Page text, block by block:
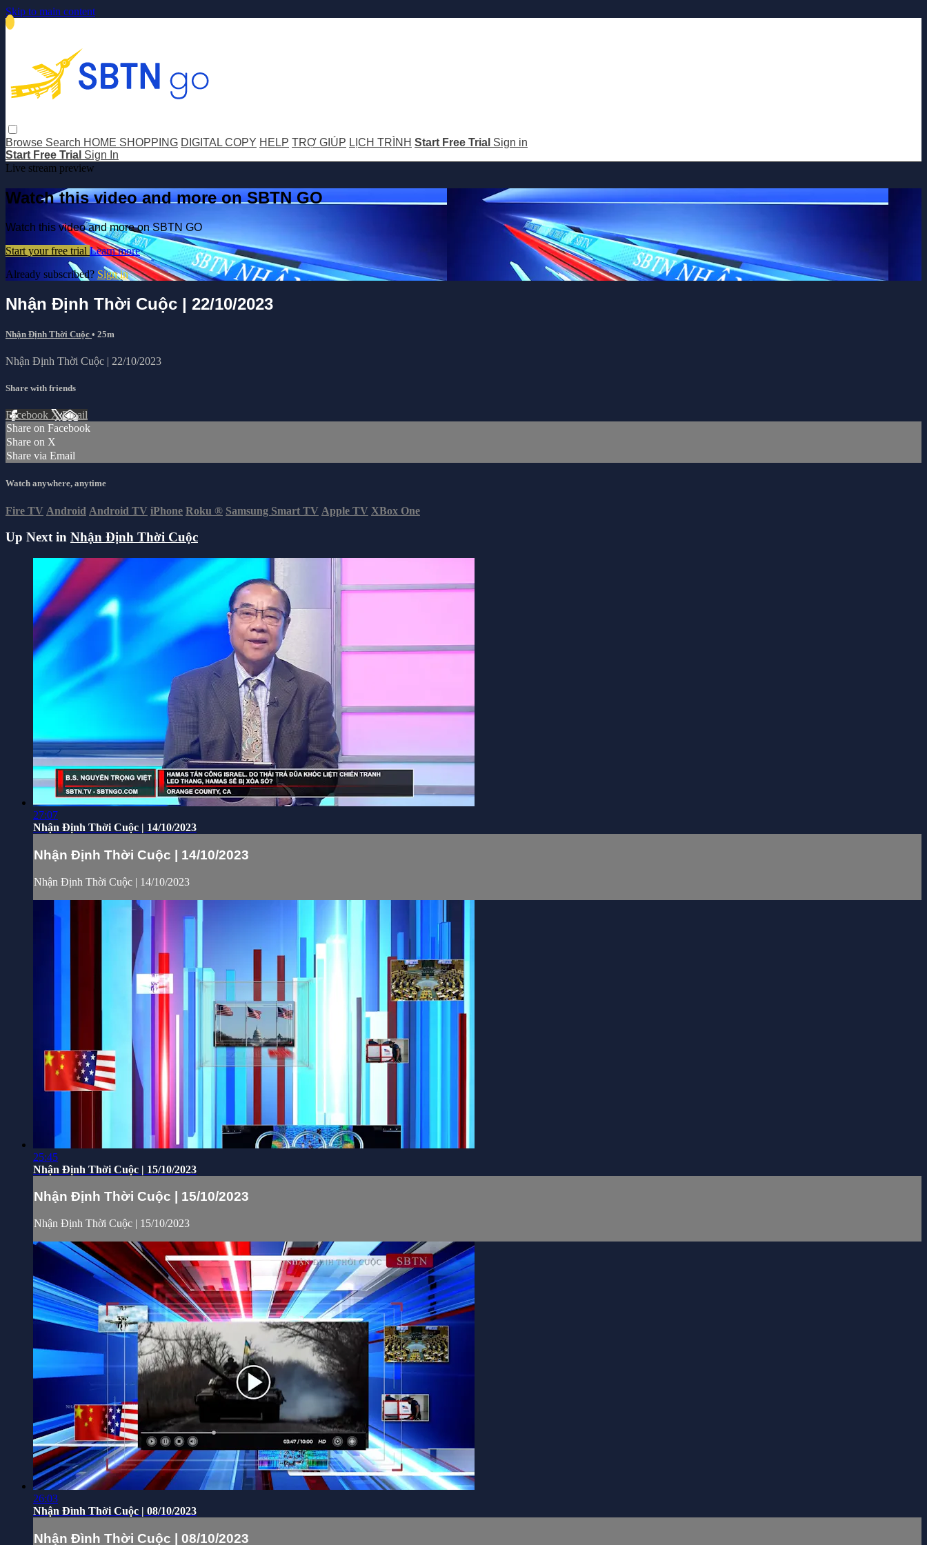
Skip to main content
Browse Search HOME SHOPPING DIGITAL COPY HELP TRỢ GIÚP LỊCH TRÌNH Start Free Trial Sign in
Start Free Trial Sign In
Live stream preview
Watch this video and more on SBTN GO
Watch this video and more on SBTN GO
Start your free trial Learn more
Already subscribed? Sign in
Nhận Định Thời Cuộc | 22/10/2023
Nhận Định Thời Cuộc • 25m
Nhận Định Thời Cuộc | 22/10/2023
Share with friends
Facebook XEmail
Share on Facebook
Share on X
Share via Email
Watch anywhere, anytime
Fire TV Android Android TV iPhone Roku ® Samsung Smart TV Apple TV XBox One
Up Next in Nhận Định Thời Cuộc
27:07
Nhận Định Thời Cuộc | 14/10/2023
Nhận Định Thời Cuộc | 14/10/2023
Nhận Định Thời Cuộc | 14/10/2023
25:45
Nhận Định Thời Cuộc | 15/10/2023
Nhận Định Thời Cuộc | 15/10/2023
Nhận Định Thời Cuộc | 15/10/2023
26:03
Nhận Đình Thời Cuộc | 08/10/2023
Nhận Đình Thời Cuộc | 08/10/2023